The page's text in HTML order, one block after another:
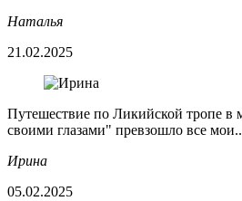
Наталья
21.02.2025
Путешествие по Ликийской тропе в
своими глазами" превзошло все
Ирина
05.02.2025